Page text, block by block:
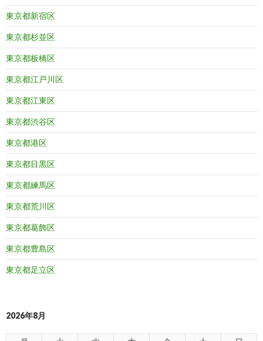
東京都新宿区
東京都杉並区
東京都板橋区
東京都江戸川区
東京都江東区
東京都渋谷区
東京都港区
東京都目黒区
東京都練馬区
東京都荒川区
東京都葛飾区
東京都豊島区
東京都足立区
2026年8月